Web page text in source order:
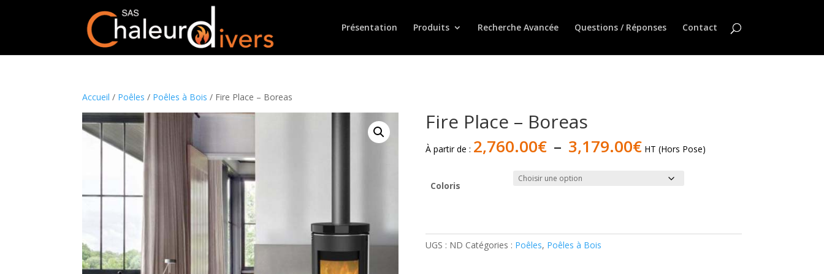
Présentation Produits Recherche Avancée Questions / Réponses Contact
Accueil / Poêles / Poêles à Bois / Fire Place – Boreas
Fire Place – Boreas
À partir de : 2,760.00€ – 3,179.00€Plage
de
prix :
2,760.00€
HT (Hors Pose)
Coloris
Fire
UGS : ND Catégories : Poêles, Poêles à Bois